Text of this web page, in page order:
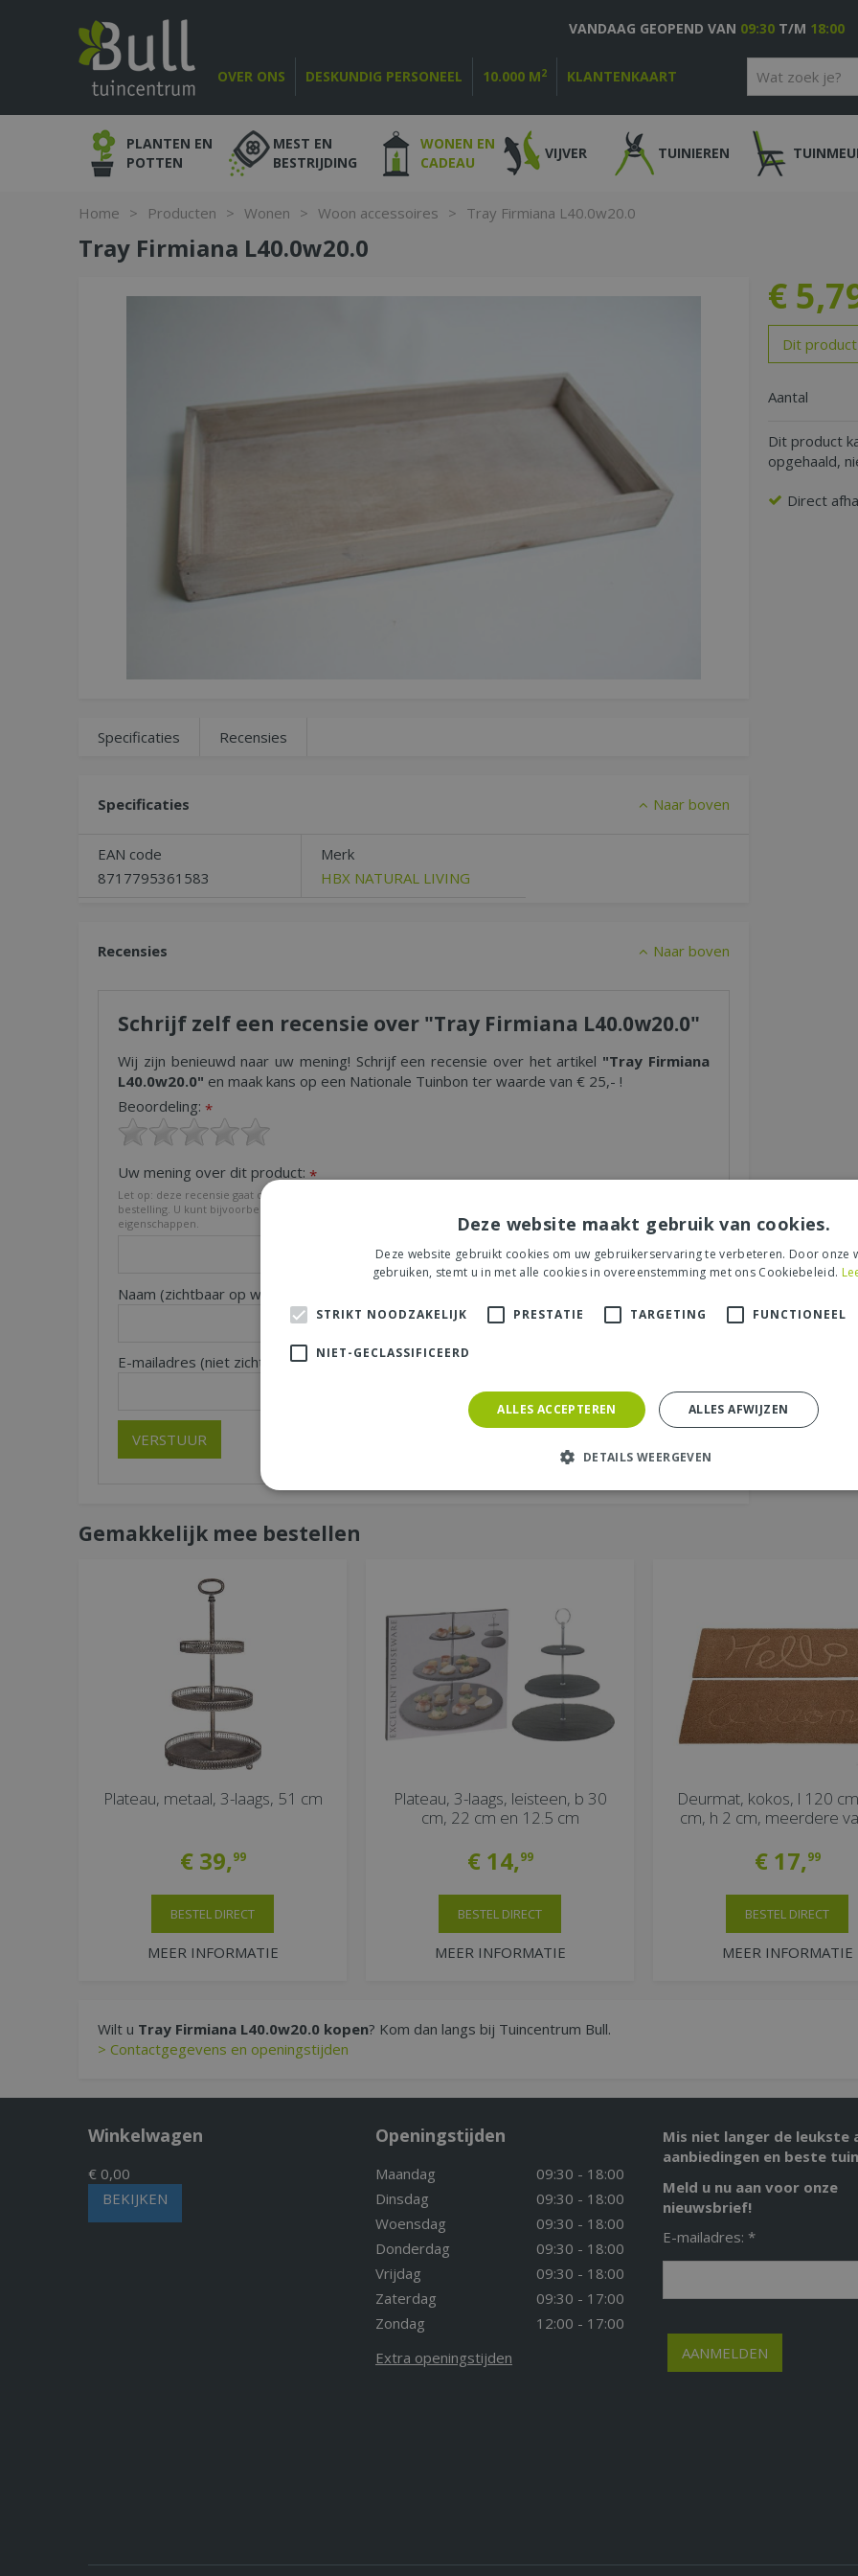
Home > Producten > Wonen > Woon accessoires > Tray Firmiana L40.0w20.0
OVER ONS DESKUNDIG PERSONEEL 10.000 M2 KLANTENKAART
VANDAAG GEOPEND VAN 09:30 T/M 18:00
PLANTEN EN
POTTEN
MEST EN
BESTRIJDING
WONEN EN
CADEAU
VIJVER TUINIEREN
Tray Firmiana L40.0w20.0
€ 5,
Dit
Aantal
Dit product
opgehaald,
Direct
Specificaties Recensies
Specificaties Naar boven
EAN code
8717795361583
Merk
HBX NATURAL LIVING
Recensies Naar boven
Schrijf zelf een recensie over "Tray Firmiana L40.0w20.0"
Wij zijn benieuwd naar uw mening! Schrijf een recensie over het artikel "Tray Firmiana
L40.0w20.0" en maak kans op een Nationale Tuinbon ter waarde van € 25,- !
Beoordeling: *
Uw mening over dit product: *
Let op: deze recensie gaat over het product en niet over ons tuincentrum, de service of levering van uw
bestelling. U kunt bijvoorbeeld in gaan op de kwaliteit van het product, de look & feel en belangrijke
eigenschappen.
Naam (zichtbaar op website):
E-mailadres (niet zichtbaar):*
Gemakkelijk mee bestellen
Plateau, metaal, 3-laags, 51 cm
€ 39,99
MEER INFORMATIE
BESTEL DIRECT
Plateau, 3-laags, leisteen, b 30
cm, 22 cm en 12.5 cm
€ 14,99
MEER INFORMATIE
BESTEL DIRECT
Deurmat, kokos, l 120
cm, h 2 cm, meerdere
€ 17,99
MEER INFORMATIE
BESTEL DIRECT
Wilt u Tray Firmiana L40.0w20.0 kopen? Kom dan langs bij Tuincentrum Bull.
> Contactgegevens en openingstijden
Winkelwagen
€ 0,00
BEKIJKEN
Openingstijden
Maandag
09:30 - 18:00
Dinsdag
09:30 - 18:00
Woensdag
09:30 - 18:00
Donderdag
09:30 - 18:00
Vrijdag
09:30 - 18:00
Zaterdag
09:30 - 17:00
Zondag
12:00 - 17:00
Extra openingstijden
Mis niet langer de leukste
aanbiedingen en beste
Meld u nu aan voor onze
nieuwsbrief!
E-mailadres: *
Deze website maakt gebruik van cookies.
Deze website gebruikt cookies om uw gebruikerservaring te verbeteren. Door onze
gebruiken, stemt u in met alle cookies in overeenstemming met ons Cookiebeleid.
STRIKT NOODZAKELIJK PRESTATIE TARGETING FUNCTIONEEL
NIET-GECLASSIFICEERD
ALLES ACCEPTEREN ALLES AFWIJZEN
DETAILS WEERGEVEN